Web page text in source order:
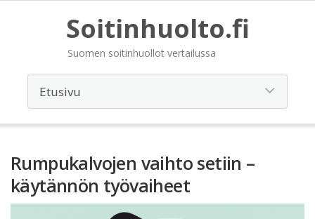
Soitinhuolto.fi
Suomen soitinhuollot vertailussa
Rumpukalvojen vaihto setiin –
käytännön työvaiheet